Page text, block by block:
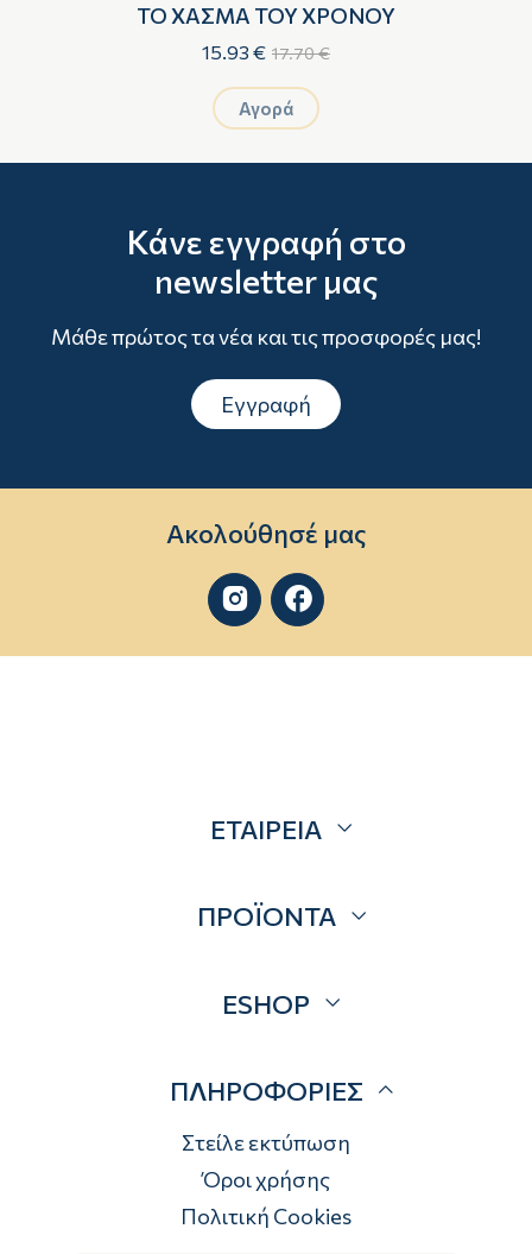
ΤΟ ΧΑΣΜΑ ΤΟΥ ΧΡΟΝΟΥ
15.93 € 17.70 €
Αγορά
Κάνε εγγραφή στο
newsletter μας
Μάθε πρώτος τα νέα και τις προσφορές μας!
Εγγραφή
Ακολούθησέ μας
 
ΕΤΑΙΡΕΙΑ
Επικοινωνία
ΠΡΟΪΟΝΤΑ
Brands
ESHOP
Τρόποι αποστολής
Τρόποι πληρωμής
Επιστροφές
ΠΛΗΡΟΦΟΡΙΕΣ
Στείλε εκτύπωση
Όροι χρήσης
Πολιτική Cookies